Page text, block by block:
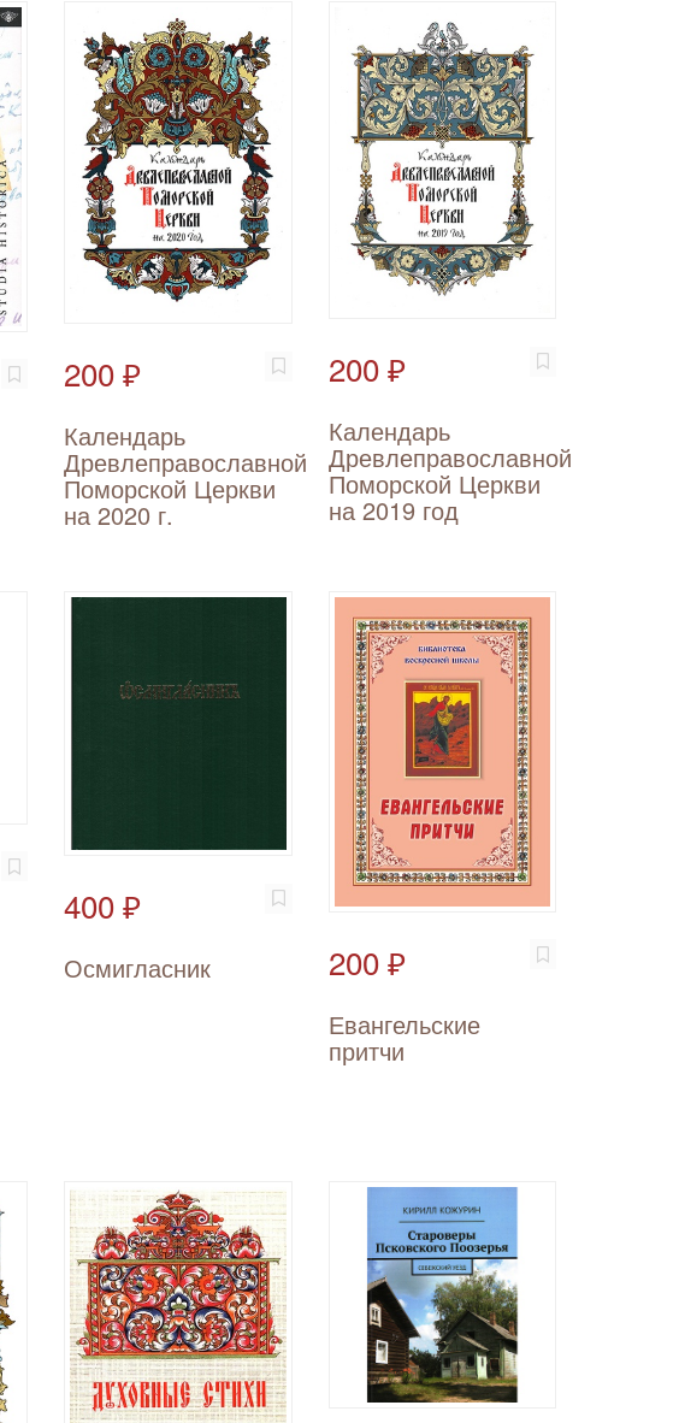
200 ₽
Календарь
Древлеправославной
Поморской Церкви
на 2020 г.
200 ₽
Календарь
Древлеправославной
Поморской Церкви
на 2019 год
400 ₽
Осмигласник 200 ₽
Евангельские
притчи